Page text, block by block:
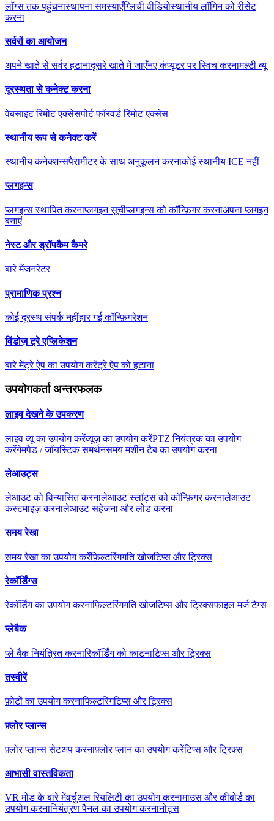
लॉग्स तक पहुंचनास्थापना समस्याएँग्लिची वीडियोस्थानीय लॉगिन को रीसेट
करना
सर्वरों का आयोजन
अपने खाते से सर्वर हटानादूसरे खाते में जाएँनए कंप्यूटर पर स्विच करनामल्टी व्यू
दूरस्थता से कनेक्ट करना
वेबसाइट रिमोट एक्सेसपोर्ट फॉरवर्ड रिमोट एक्सेस
स्थानीय रूप से कनेक्ट करें
स्थानीय कनेक्शन्सपैरामीटर के साथ अनुकूलन करनाकोई स्थानीय ICE नहीं
प्लगइन्स
प्लगइन्स स्थापित करनाप्लगइन सूचीप्लगइन्स को कॉन्फ़िगर करनाअपना प्लगइन
बनाएं
नेस्ट और ड्रॉपकैम कैमरे
बारे मेंजनरेटर
प्रामाणिक प्रश्न
कोई दूरस्थ संपर्क नहींहार गई कॉन्फ़िगरेशन
विंडोज़ ट्रे एप्लिकेशन
बारे मेंट्रे ऐप का उपयोग करेंट्रे ऐप को हटाना
उपयोगकर्ता अन्तरफलक
लाइव देखने के उपकरण
लाइव व्यू का उपयोग करेंव्यूज़ का उपयोग करेंPTZ नियंत्रक का उपयोग
करेंगेमपैड / जॉयस्टिक समर्थनसमय मशीन टैब का उपयोग करना
लेआउट्स
लेआउट को विन्यासित करनालेआउट स्लॉट्स को कॉन्फ़िगर करनालेआउट
कस्टमाइज़ करनालेआउट सहेजना और लोड करना
समय रेखा
समय रेखा का उपयोग करेंफ़िल्टरिंगगति खोजटिप्स और ट्रिक्स
रेकॉर्डिंग्स
रेकॉर्डिंग का उपयोग करनाफ़िल्टरिंगगति खोजटिप्स और ट्रिक्सफाइल मर्ज टैग्स
प्लेबैक
प्ले बैक नियंत्रित करनारिकॉर्डिंग को काटनाटिप्स और ट्रिक्स
तस्वीरें
फ़ोटों का उपयोग करनाफिल्टरिंगटिप्स और ट्रिक्स
फ़्लोर प्लान्स
फ़्लोर प्लान्स सेटअप करनाफ़्लोर प्लान का उपयोग करेंटिप्स और ट्रिक्स
आभासी वास्तविकता
VR मोड के बारे मेंवर्चुअल रियलिटी का उपयोग करनामाउस और कीबोर्ड का
उपयोग करनानियंत्रण पैनल का उपयोग करनानोट्स